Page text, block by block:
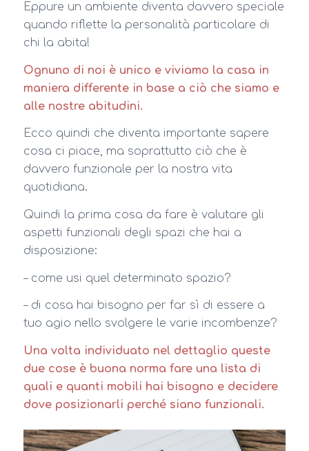
Eppure un ambiente diventa davvero speciale
quando riflette la personalità particolare di
chi la abita!
Ognuno di noi è unico e viviamo la casa in
maniera differente in base a ciò che siamo e
alle nostre abitudini.
Ecco quindi che diventa importante sapere
cosa ci piace, ma soprattutto ciò che è
davvero funzionale per la nostra vita
quotidiana.
Quindi la prima cosa da fare è valutare gli
aspetti funzionali degli spazi che hai a
disposizione:
– come usi quel determinato spazio?
– di cosa hai bisogno per far sì di essere a
tuo agio nello svolgere le varie incombenze?
Una volta individuato nel dettaglio queste
due cose è buona norma fare una lista di
quali e quanti mobili hai bisogno e decidere
dove posizionarli perché siano funzionali.